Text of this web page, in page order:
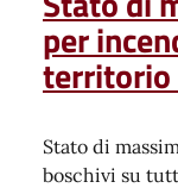
per
territorio
Stato di
boschivi su